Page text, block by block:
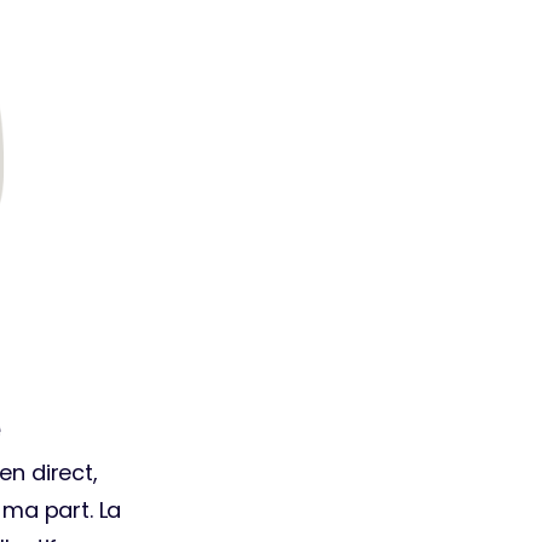
direct,
part. La